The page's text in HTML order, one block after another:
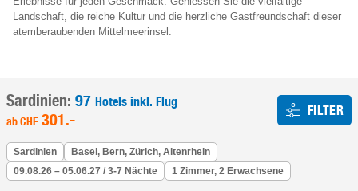
Landschaft, die reiche Kultur und die herzliche Gastfreundschaft dieser
atemberaubenden Mittelmeerinsel.
Sardinien: 97 Hotels inkl. Flug
abCHF 301.- FILTER
Sardinien
Basel, Bern, Zürich, Altenrhein
09.08.26 – 05.06.27 / 3-7 Nächte
1 Zimmer, 2 Erwachsene